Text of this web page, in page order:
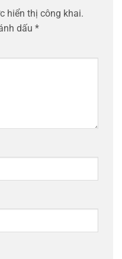
hiển thị công khai.
dấu *